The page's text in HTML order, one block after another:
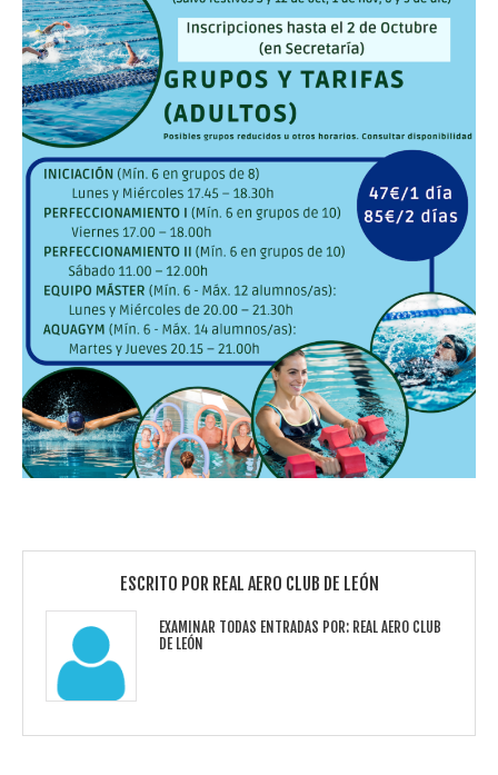
ESCRITO POR REAL AERO CLUB DE LEÓN
EXAMINAR TODAS ENTRADAS POR: REAL AERO CLUB
DE LEÓN